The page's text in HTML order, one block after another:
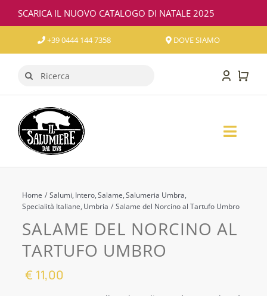
contenuto
SCARICA IL NUOVO CATALOGO DI NATALE 2025
+39 0444 144 7358 DOVE SIAMO
Cerca
Toggle
FORMAGGI
VINO
Home Salumi Intero Salame Salumeria Umbra
Specialità Italiane Umbria Salame del Norcino al Tartufo Umbro
SALAME DEL NORCINO AL
TARTUFO UMBRO
€ 11,00